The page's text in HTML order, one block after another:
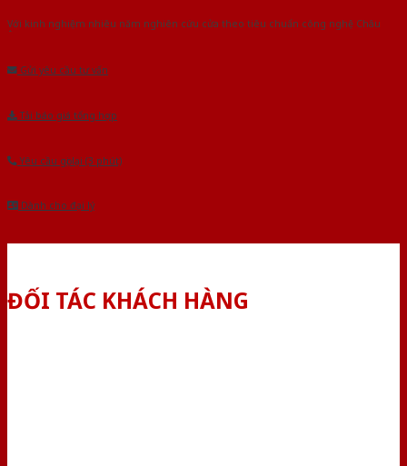
Với kinh nghiệm nhiêu năm nghiên cứu cửa theo tiêu chuẩn công nghệ Châu
Gửi yêu cầu tư vấn
Tải báo giá tổng hợp
Yêu cầu gọi lại (3 phút)
Dành cho đại lý
ĐỐI TÁC KHÁCH HÀNG